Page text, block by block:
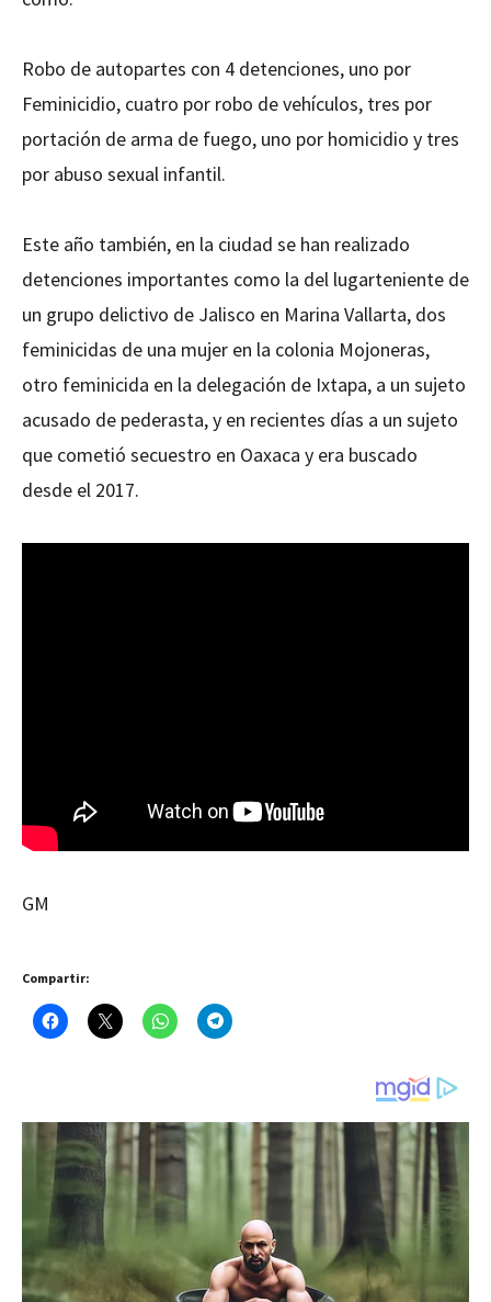
Robo de autopartes con 4 detenciones, uno por
Feminicidio, cuatro por robo de vehículos, tres por
portación de arma de fuego, uno por homicidio y tres
por abuso sexual infantil.
Este año también, en la ciudad se han realizado
detenciones importantes como la del lugarteniente de
un grupo delictivo de Jalisco en Marina Vallarta, dos
feminicidas de una mujer en la colonia Mojoneras,
otro feminicida en la delegación de Ixtapa, a un sujeto
acusado de pederasta, y en recientes días a un sujeto
que cometió secuestro en Oaxaca y era buscado
desde el 2017.
GM
Compartir: